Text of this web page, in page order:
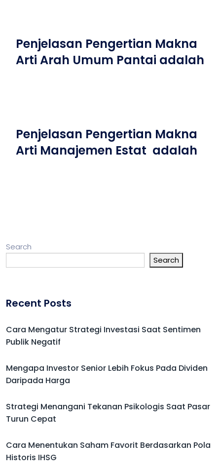
Penjelasan Pengertian Makna
Arti Arah Umum Pantai adalah
Penjelasan Pengertian Makna
Arti Manajemen Estat adalah
Search
Search
Recent Posts
Cara Mengatur Strategi Investasi Saat Sentimen
Publik Negatif
Mengapa Investor Senior Lebih Fokus Pada Dividen
Daripada Harga
Strategi Menangani Tekanan Psikologis Saat Pasar
Turun Cepat
Cara Menentukan Saham Favorit Berdasarkan Pola
Historis IHSG